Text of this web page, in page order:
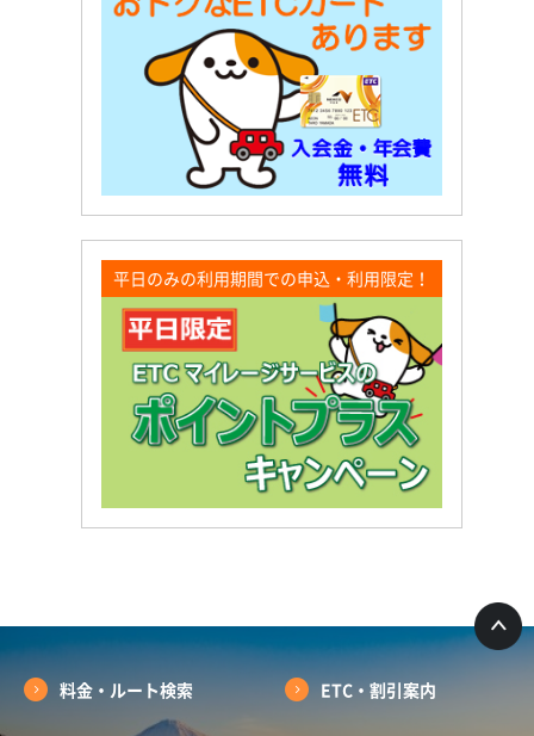
平日のみの利用期間での申込・利用限定！
料金・ルート検索 ETC・割引案内